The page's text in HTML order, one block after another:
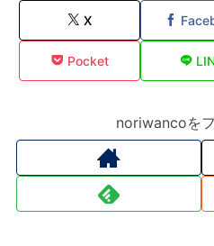
X
Pocket
noriwancoを